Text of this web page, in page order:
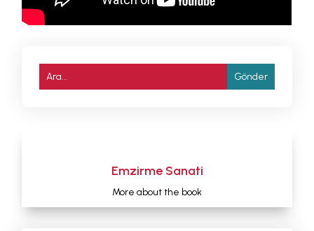
Emzirme Sanati
More about the book